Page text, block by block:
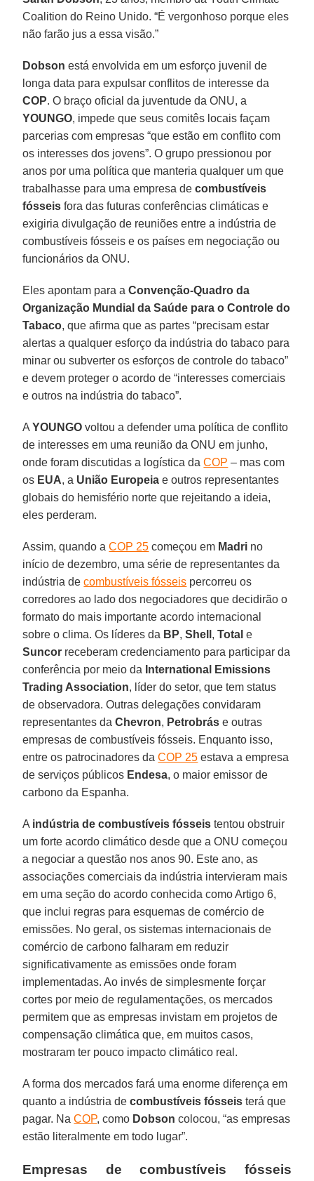
Coalition do Reino Unido. “É vergonhoso porque eles
não farão jus a essa visão.”
Dobson está envolvida em um esforço juvenil de
longa data para expulsar conflitos de interesse da
COP. O braço oficial da juventude da ONU, a
YOUNGO, impede que seus comitês locais façam
parcerias com empresas “que estão em conflito com
os interesses dos jovens”. O grupo pressionou por
anos por uma política que manteria qualquer um que
trabalhasse para uma empresa decombustíveis
fósseis fora das futuras conferências climáticas e
exigiria divulgação de reuniões entre a indústria de
combustíveis fósseis e os países em negociação ou
funcionários da ONU.
Eles apontam para aConvenção-Quadro da
Organização Mundial da Saúde para o Controle do
Tabaco, que afirma que as partes “precisam estar
alertas a qualquer esforço da indústria do tabaco para
minar ou subverter os esforços de controle do tabaco”
e devem proteger o acordo de “interesses comerciais
e outros na indústria do tabaco”.
AYOUNGO voltou a defender uma política de conflito
de interesses em uma reunião da ONU em junho,
onde foram discutidas a logística daCOP – mas com
os EUA, a União Europeia e outros representantes
globais do hemisfério norte que rejeitando a ideia,
eles perderam.
Assim, quando a COP 25 começou em Madri no
início de dezembro, uma série de representantes da
indústria decombustíveis fósseis percorreu os
corredores ao lado dos negociadores que decidirão o
formato do mais importante acordo internacional
sobre o clima. Os líderes da BP,Shell ,Total e
Suncor receberam credenciamento para participar da
conferência por meio da International Emissions
Trading Association, líder do setor, que tem status
de observadora. Outras delegações convidaram
representantes daChevron, Petrobrás e outras
empresas de combustíveis fósseis. Enquanto isso,
entre os patrocinadores daCOP 25 estava a empresa
de serviços públicos Endesa, o maior emissor de
carbono da Espanha.
A indústria de combustíveis fósseis tentou obstruir
um forte acordo climático desde que a ONU começou
a negociar a questão nos anos 90. Este ano, as
associações comerciais da indústria intervieram mais
em uma seção do acordo conhecida como Artigo 6,
que inclui regras para esquemas de comércio de
emissões. No geral, os sistemas internacionais de
comércio de carbono falharam em reduzir
significativamente as emissões onde foram
implementadas. Ao invés de simplesmente forçar
cortes por meio de regulamentações, os mercados
permitem que as empresas invistam em projetos de
compensação climática que, em muitos casos,
mostraram ter pouco impacto climático real.
A forma dos mercados fará uma enorme diferença em
quanto a indústria decombustíveis fósseis terá que
pagar. NaCOP, como Dobson colocou, “as empresas
estão literalmente em todo lugar”.
Empresas de combustíveis fósseis